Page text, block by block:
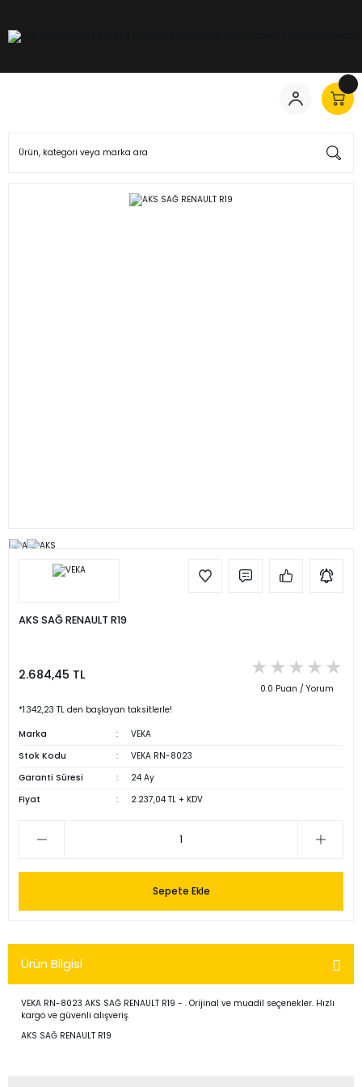
AKS SAĞ RENAULT R19
2.684,45 TL
0.0 Puan / Yorum
*1.342,23 TL den başlayan taksitlerle!
Marka
VEKA
Stok Kodu
VEKA RN-8023
Garanti Süresi
24 Ay
Fiyat
2.237,04 TL + KDV
Sepete Ekle
Ürün Bilgisi
VEKA RN-8023 AKS SAĞ RENAULT R19 - . Orijinal ve muadil seçenekler. Hızlı
kargo ve güvenli alışveriş.
AKS SAĞ RENAULT R19